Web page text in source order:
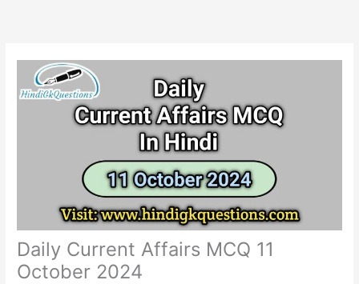
Daily Current Affairs MCQ 11
October 2024